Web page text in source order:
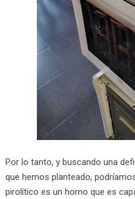
Por lo tanto, y buscando una
que hemos planteado,
pirolítico es un horno que es